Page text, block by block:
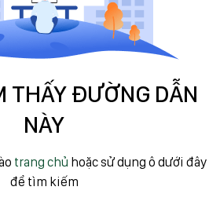
THẤY ĐƯỜNG DẪN
NÀY
trang chủ hoặc sử dụng ô dưới đây
để tìm kiếm